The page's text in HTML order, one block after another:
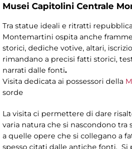
Musei Capitolini Centrale
Tra statue ideali e ritratti
Montemartini ospita anche
storici, dediche votive, altari,
rimandano a precisi fatti storici,
narrati dalle fonti.
Visita dedicata ai possessori della
sorde
La visita ci permettere di dare
varia natura che si nascondono
a quelle opere che si collegano a
spesso citati dalle antiche fonti. Si